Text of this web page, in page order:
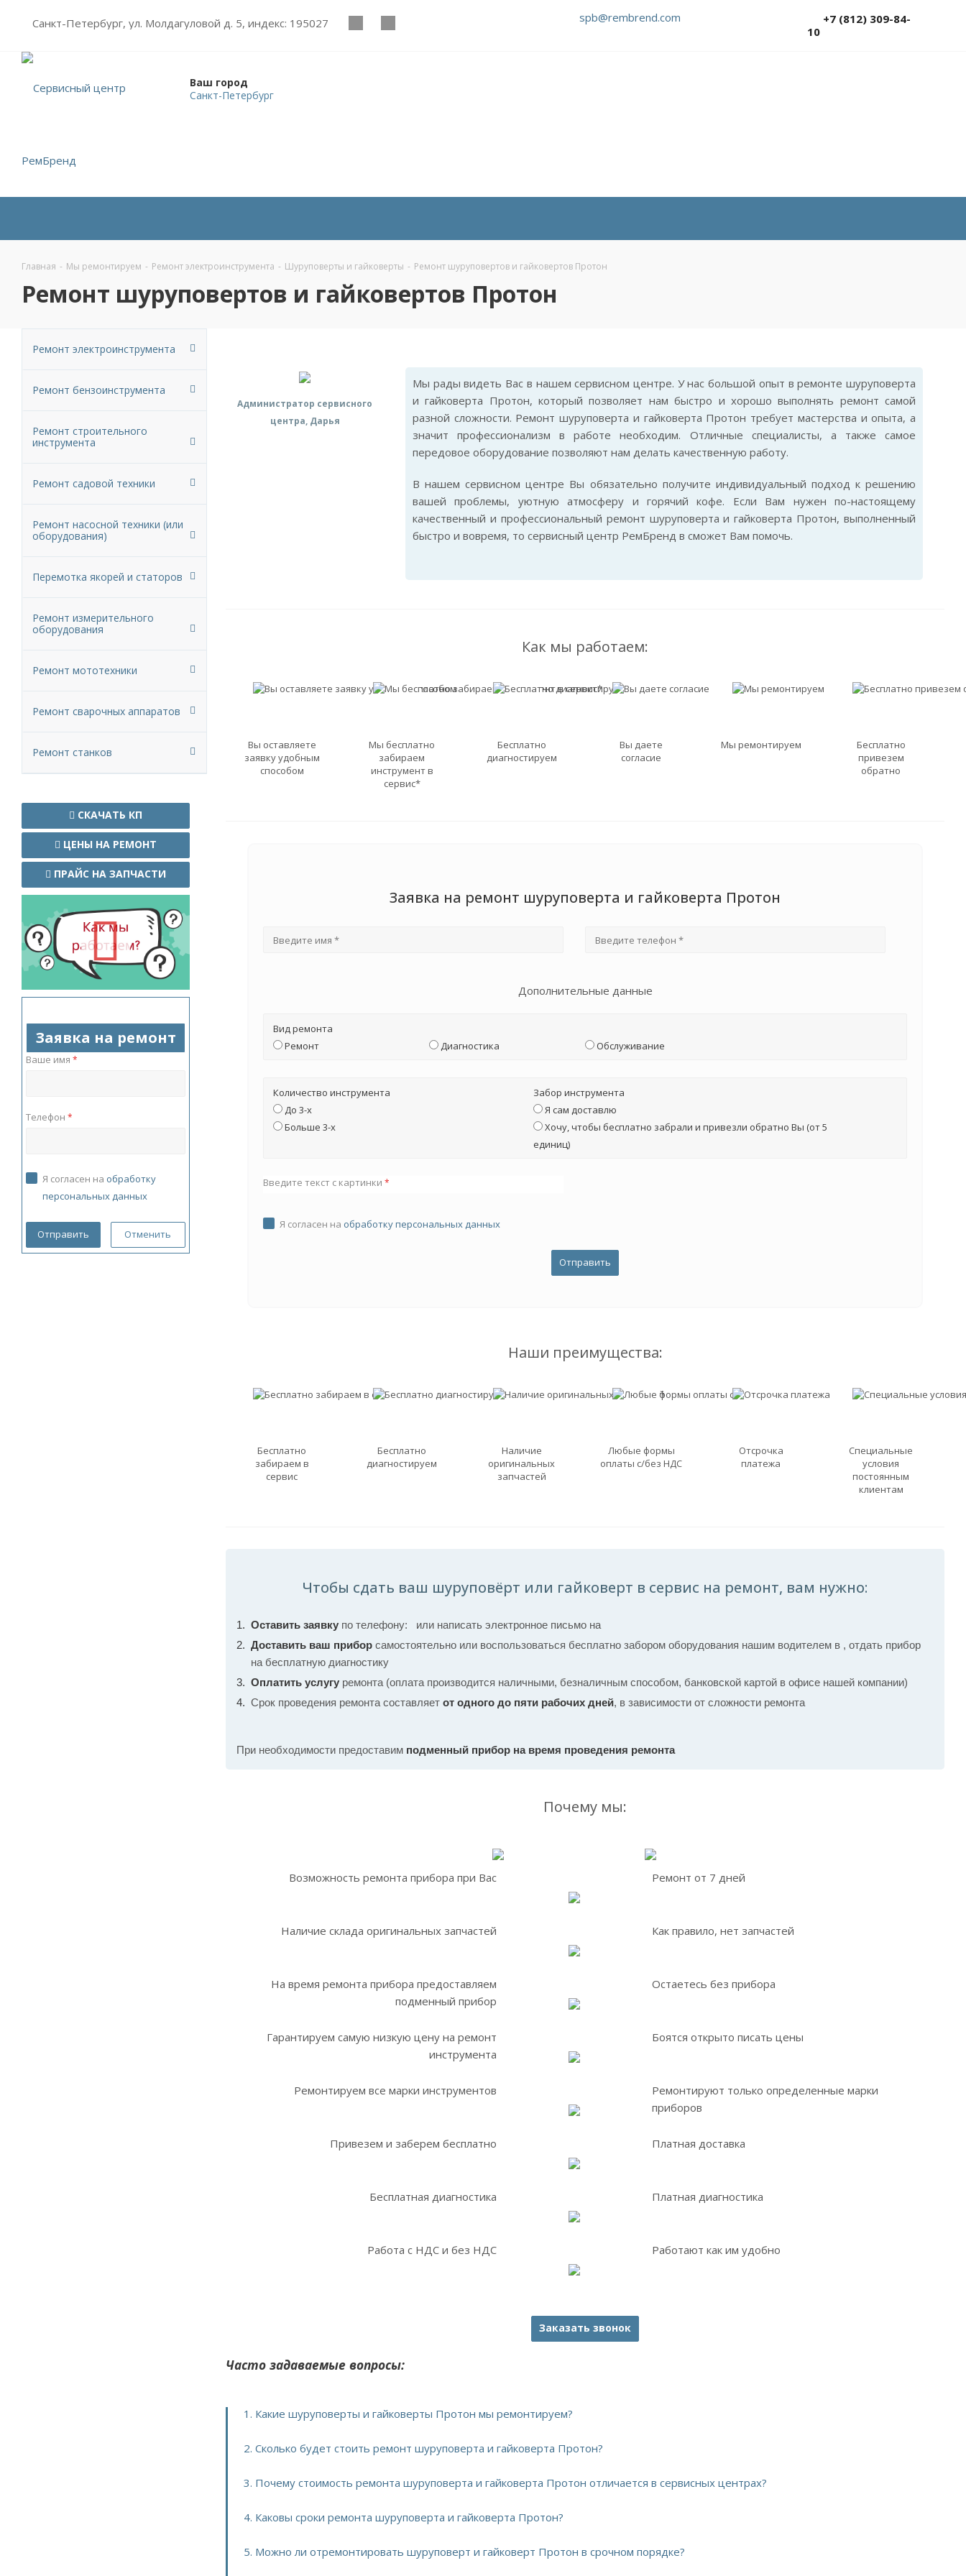
Санкт-Петербург, ул. Молдагуловой д. 5, индекс: 195027 spb@rembrend.com
+7 (812) 309-84-
10
Ваш город
Санкт-Петербург
Главная - Мы ремонтируем - Ремонт электроинструмента - Шуруповерты и гайковерты - Ремонт шуруповертов и гайковертов Протон
Ремонт шуруповертов и гайковертов Протон
Администратор сервисного
центра, Дарья
Мы рады видеть Вас в нашем сервисном центре. У нас большой опыт в ремонте шуруповерта
и гайковерта Протон, который позволяет нам быстро и хорошо выполнять ремонт самой
разной сложности. Ремонт шуруповерта и гайковерта Протон требует мастерства и опыта, а
значит профессионализм в работе необходим. Отличные специалисты, а также самое
передовое оборудование позволяют нам делать качественную работу.
В нашем сервисном центре Вы обязательно получите индивидуальный подход к решению
вашей проблемы, уютную атмосферу и горячий кофе. Если Вам нужен по-настоящему
качественный и профессиональный ремонт шуруповерта и гайковерта Протон, выполненный
быстро и вовремя, то сервисный центр РемБренд в сможет Вам помочь.
Как мы работаем:
Вы оставляете
заявку удобным
способом
Мы бесплатно
забираем
инструмент в
сервис*
Бесплатно
диагностируем
Вы даете
согласие
Мы ремонтируем
Бесплатно
привезем
обратно
Заявка на ремонт шуруповерта и гайковерта Протон
Дополнительные данные
Вид ремонта
Ремонт
Диагностика Обслуживание
Количество инструмента
До 3-х
Больше 3-х
Забор инструмента
Я сам доставлю
Хочу, чтобы бесплатно забрали и привезли обратно Вы (от 5
единиц)
Введите текст с картинки *
Я согласен на обработку персональных данных
Наши преимущества:
Бесплатно
забираем в
сервис
Бесплатно
диагностируем
Наличие
оригинальных
запчастей
Любые формы
оплаты с/без НДС
Отсрочка
платежа
Специальные
условия
постоянным
клиентам
Чтобы сдать ваш шуруповёрт или гайковерт в сервис на ремонт, вам нужно:
Оставить заявку по телефону:
или написать электронное письмо на
Доставить ваш прибор самостоятельно или воспользоваться бесплатно забором оборудования нашим водителем в , отдать прибор
на бесплатную диагностику
Оплатить услугу ремонта (оплата производится наличными, безналичным способом, банковской картой в офисе нашей компании)
Срок проведения ремонта составляет от одного до пяти рабочих дней, в зависимости от сложности ремонта
При необходимости предоставим подменный прибор на время проведения ремонта
Почему мы:
Возможность ремонта прибора при Вас
Наличие склада оригинальных запчастей
На время ремонта прибора предоставляем
подменный прибор
Гарантируем самую низкую цену на ремонт
инструмента
Ремонтируем все марки инструментов
Привезем и заберем бесплатно
Бесплатная диагностика
Работа с НДС и без НДС
Ремонт от 7 дней
Как правило, нет запчастей
Остаетесь без прибора
Боятся открыто писать цены
Ремонтируют только определенные марки
приборов
Платная доставка
Платная диагностика
Работают как им удобно
Заказать звонок
Часто задаваемые вопросы:
1. Какие шуруповерты и гайковерты Протон мы ремонтируем?
2. Сколько будет стоить ремонт шуруповерта и гайковерта Протон?
3. Почему стоимость ремонта шуруповерта и гайковерта Протон отличается в сервисных центрах?
4. Каковы сроки ремонта шуруповерта и гайковерта Протон?
5. Можно ли отремонтировать шуруповерт и гайковерт Протон в срочном порядке?
Ремонт электроинструмента
Ремонт бензоинструмента
Ремонт строительного
инструмента
Ремонт садовой техники
Ремонт насосной техники (или
оборудования)
Перемотка якорей и статоров
Ремонт измерительного
оборудования
Ремонт мототехники
Ремонт сварочных аппаратов
Ремонт станков
СКАЧАТЬ КП
ЦЕНЫ НА РЕМОНТ
ПРАЙС НА ЗАПЧАСТИ
Заявка на ремонт
Ваше имя *
Телефон *
Я согласен на обработку
персональных данных
Отменить